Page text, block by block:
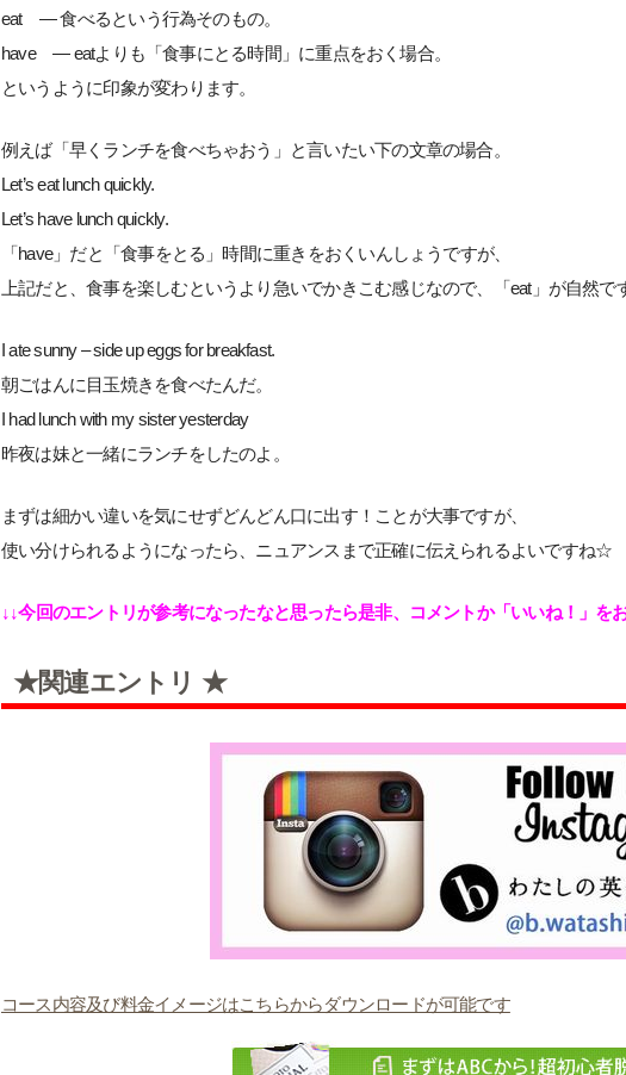
eat — 食べるという行為そのもの。
have — eatよりも「食事にとる時間」に重点をおく場合。
というように印象が変わります。
例えば「早くランチを食べちゃおう」と言いたい下の文章の場合。
Let’s eat lunch quickly.
Let’s have lunch quickly.
「have」だと「食事をとる」時間に重きをおくいんしょうですが、
上記だと、食事を楽しむというより急いでかきこむ感じなので、「eat」が自然で
I ate sunny – side up eggs for breakfast.
朝ごはんに目玉焼きを食べたんだ。
I had lunch with my sister yesterday
昨夜は妹と一緒にランチをしたのよ。
まずは細かい違いを気にせずどんどん口に出す！ことが大事ですが、
使い分けられるようになったら、ニュアンスまで正確に伝えられるよいですね☆
↓↓今回のエントリが参考になったなと思ったら是非、コメントか「いいね！」を
★関連エントリ ★
コース内容及び料金イメージはこちらからダウンロードが可能です